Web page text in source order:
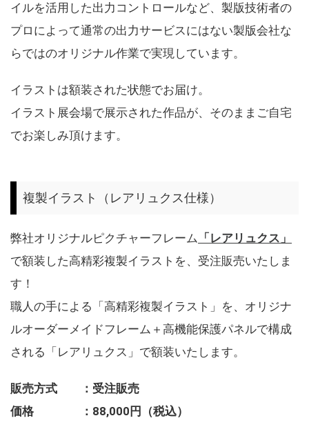
イルを活用した出力コントロールなど、製版技術者の
プロによって通常の出力サービスにはない製版会社な
らではのオリジナル作業で実現しています。
イラストは額装された状態でお届け。
イラスト展会場で展示された作品が、そのままご自宅
でお楽しみ頂けます。
複製イラスト（レアリュクス仕様）
弊社オリジナルピクチャーフレーム 「レアリュクス」
で額装した高精彩複製イラストを、受注販売いたしま
す！
職人の手による「高精彩複製イラスト」を、オリジナ
ルオーダーメイドフレーム＋高機能保護パネルで構成
される「レアリュクス」で額装いたします。
販売方式 ：受注販売
価格 ：88,000円（税込）